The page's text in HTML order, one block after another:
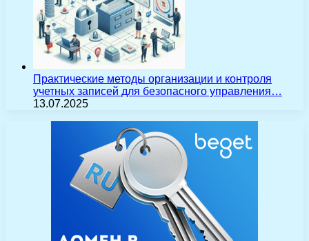
Практические методы организации и контроля
учетных записей для безопасного управления…
13.07.2025